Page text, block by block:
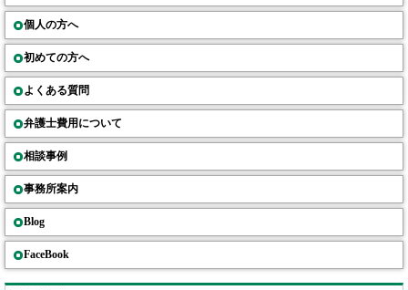
個人の方へ
初めての方へ
よくある質問
弁護士費用について
相談事例
事務所案内
Blog
FaceBook